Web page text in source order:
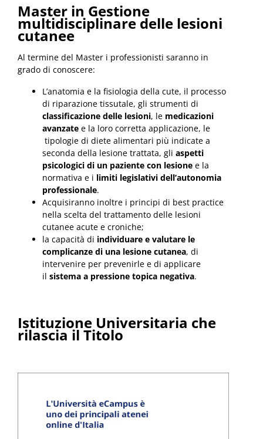
Master in Gestione
multidisciplinare delle lesioni
cutanee
Al termine del Master i professionisti saranno in
grado di conoscere:
L’anatomia e la fisiologia della cute, il processo
di riparazione tissutale, gli strumenti di
classificazione delle lesioni, le medicazioni
avanzate e la loro corretta applicazione, le
tipologie di diete alimentari più indicate a
seconda della lesione trattata, gli aspetti
psicologici di un paziente con lesione e la
normativa e i limiti legislativi dell’autonomia
professionale.
Acquisiranno inoltre i principi di best practice
nella scelta del trattamento delle lesioni
cutanee acute e croniche;
la capacità di individuare e valutare le
complicanze di una lesione cutanea, di
intervenire per prevenirle e di applicare
il sistema a pressione topica negativa.
Istituzione Universitaria che
rilascia il Titolo